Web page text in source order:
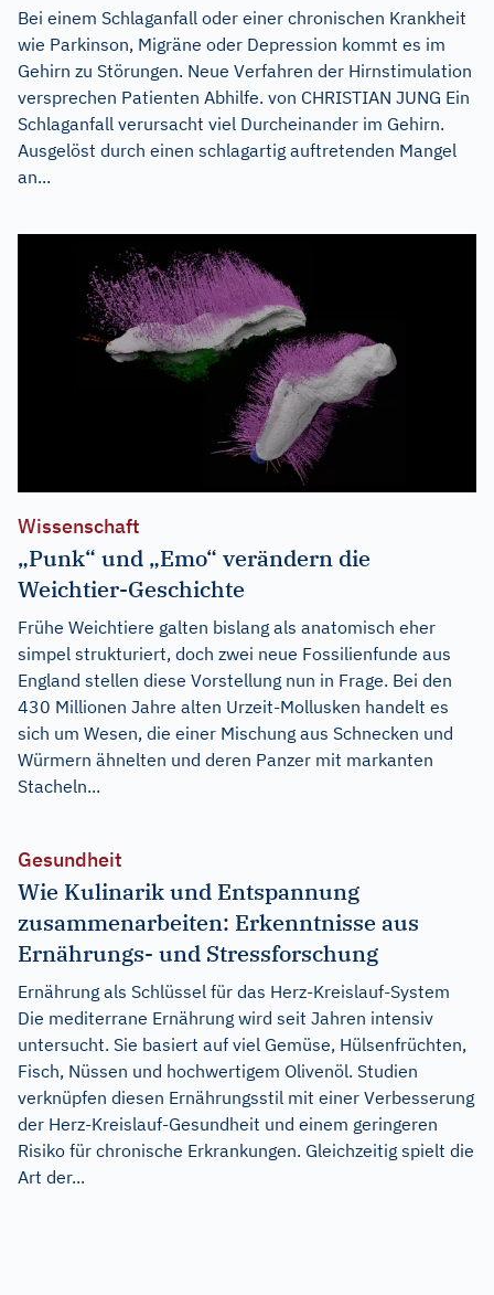
Bei einem Schlaganfall oder einer chronischen Krankheit
wie Parkinson, Migräne oder Depression kommt es im
Gehirn zu Störungen. Neue Verfahren der Hirnstimulation
versprechen Patienten Abhilfe. von CHRISTIAN JUNG Ein
Schlaganfall verursacht viel Durcheinander im Gehirn.
Ausgelöst durch einen schlagartig auftretenden Mangel
an...
Wissenschaft
„Punk“ und „Emo“ verändern die
Weichtier-Geschichte
Frühe Weichtiere galten bislang als anatomisch eher
simpel strukturiert, doch zwei neue Fossilienfunde aus
England stellen diese Vorstellung nun in Frage. Bei den
430 Millionen Jahre alten Urzeit-Mollusken handelt es
sich um Wesen, die einer Mischung aus Schnecken und
Würmern ähnelten und deren Panzer mit markanten
Stacheln...
Gesundheit
Wie Kulinarik und Entspannung
zusammenarbeiten: Erkenntnisse aus
Ernährungs- und Stressforschung
Ernährung als Schlüssel für das Herz-Kreislauf-System
Die mediterrane Ernährung wird seit Jahren intensiv
untersucht. Sie basiert auf viel Gemüse, Hülsenfrüchten,
Fisch, Nüssen und hochwertigem Olivenöl. Studien
verknüpfen diesen Ernährungsstil mit einer Verbesserung
der Herz-Kreislauf-Gesundheit und einem geringeren
Risiko für chronische Erkrankungen. Gleichzeitig spielt die
Art der...